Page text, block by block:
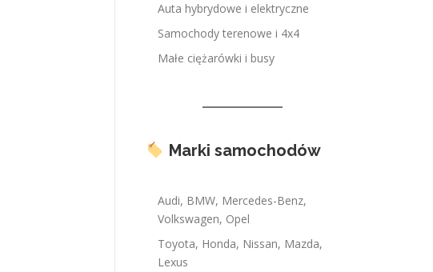
Auta hybrydowe i elektryczne
Samochody terenowe i 4x4
Małe ciężarówki i busy
Marki samochodów
Audi, BMW, Mercedes-Benz,
Volkswagen, Opel
Toyota, Honda, Nissan, Mazda,
Lexus